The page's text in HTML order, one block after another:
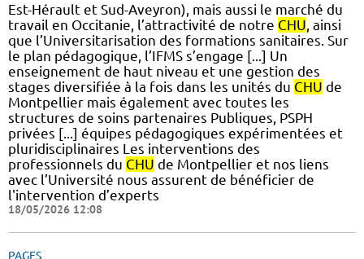
Est-Hérault et Sud-Aveyron), mais aussi le marché du
travail en Occitanie, l’attractivité de notre CHU , ainsi
que l’Universitarisation des formations sanitaires. Sur
le plan pédagogique, l’IFMS s’engage [...] Un
enseignement de haut niveau et une gestion des
stages diversifiée à la fois dans les unités du CHU de
Montpellier mais également avec toutes les
structures de soins partenaires Publiques, PSPH
privées [...] équipes pédagogiques expérimentées et
pluridisciplinaires Les interventions des
professionnels du CHU de Montpellier et nos liens
avec l’Université nous assurent de bénéficier de
l'intervention d’experts
18/05/2026 12:08
PAGES